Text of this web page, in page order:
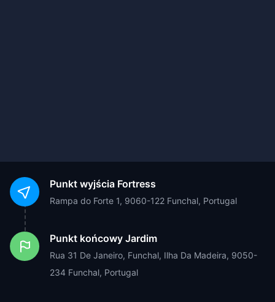
Punkt wyjścia Fortress
Rampa do Forte 1, 9060-122 Funchal, Portugal
Punkt końcowy Jardim
Rua 31 De Janeiro, Funchal, Ilha Da Madeira, 9050-
234 Funchal, Portugal